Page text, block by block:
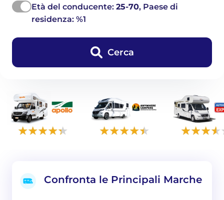
Età del conducente:25-70, Paese di
residenza: %1
Cerca
Confronta le Principali Marche